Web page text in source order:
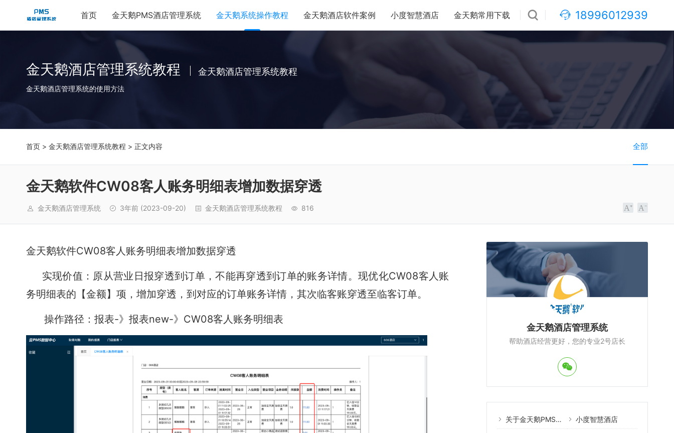
18996012939
首页 金天鹅PMS酒店管理系统 金天鹅系统操作教程 金天鹅酒店软件案例 小度智慧酒店 金天鹅常用下载
金天鹅酒店管理系统教程 金天鹅酒店管理系统教程
金天鹅酒店管理系统的使用方法
首页 > 金天鹅酒店管理系统教程 > 正文内容 全部
金天鹅软件CW08客人账务明细表增加数据穿透
金天鹅酒店管理系统 3年前 (2023-09-20) 金天鹅酒店管理系统教程 816
金天鹅软件CW08客人账务明细表增加数据穿透
实现价值：原从营业日报穿透到订单，不能再穿透到订单的账务详情。现优化CW08客人账
务明细表的【金额】项，增加穿透，到对应的订单账务详情，其次临客账穿透至临客订单。
操作路径：报表-》报表new-》CW08客人账务明细表
金天鹅酒店管理系统
帮助酒店经营更好，您的专业2号店长
关于金天鹅PMS酒店管理系统 小度智慧酒店